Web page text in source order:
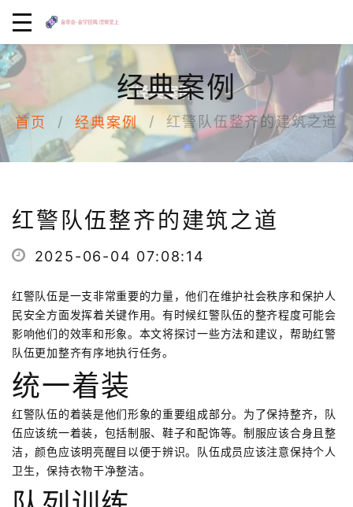
经典案例
首页 经典案例 红警队伍整齐的建筑之道
红警队伍整齐的建筑之道
2025-06-04 07:08:14
红警队伍是一支非常重要的力量，他们在维护社会秩序和保护人
民安全方面发挥着关键作用。有时候红警队伍的整齐程度可能会
影响他们的效率和形象。本文将探讨一些方法和建议，帮助红警
队伍更加整齐有序地执行任务。
统一着装
红警队伍的着装是他们形象的重要组成部分。为了保持整齐，队
伍应该统一着装，包括制服、鞋子和配饰等。制服应该合身且整
洁，颜色应该明亮醒目以便于辨识。队伍成员应该注意保持个人
卫生，保持衣物干净整洁。